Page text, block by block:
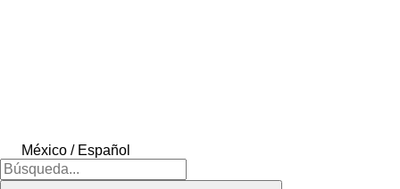
México / Español